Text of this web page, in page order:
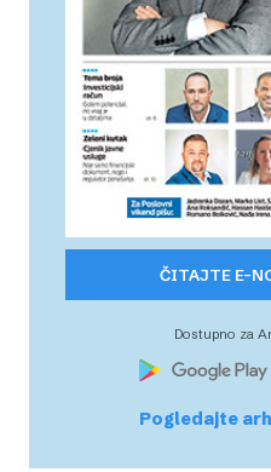
ČITAJTE E-
Dostupno za
Pogledajte